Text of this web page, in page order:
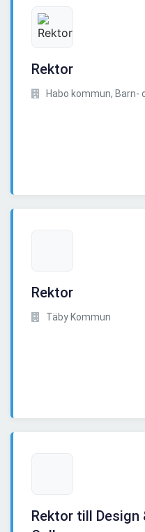
Rektor
Habo kommun, Barn-
Rektor
Täby Kommun
Rektor till